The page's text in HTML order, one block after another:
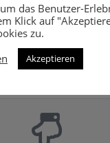
das Benutzer-
Klick auf
zu.
Akzeptieren